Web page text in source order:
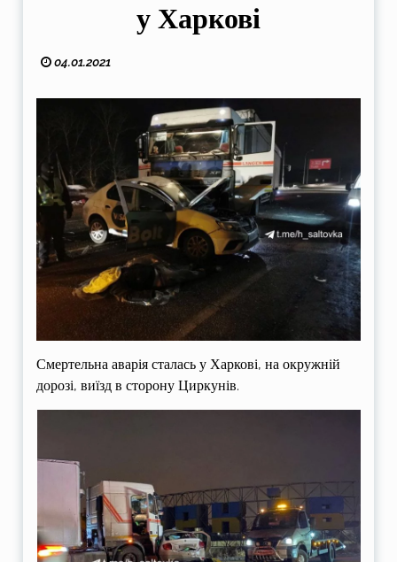
у Харкові
04.01.2021
Смертельна аварія сталась у Харкові, на окружній
дорозі, виїзд в сторону Циркунів.